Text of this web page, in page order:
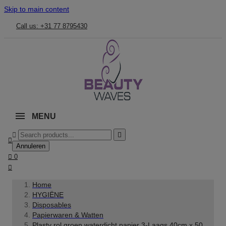
Skip to main content
Call us: +31 77 8795430
MENU



Annuleren
 0

Home
HYGIËNE
Disposables
Papierwaren & Watten